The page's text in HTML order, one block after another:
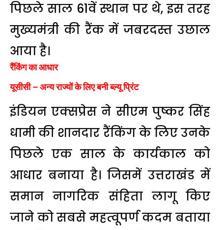
पिछले साल 61वें स्थान पर थे, इस तरह
मुख्यमंत्री की रैंक में जबरदस्त उछाल
आया है।
रैंकिंग का आधार
यूसीसी – अन्य राज्यों के लिए बनी ब्ल्यू प्रिंट
इंडियन एक्सप्रेस ने सीएम पुष्कर सिंह
धामी की शानदार रैंकिंग के लिए उनके
पिछले एक साल के कार्यकाल को
आधार बनाया है। जिसमें उत्तराखंड में
समान नागरिक संहिता लागू किए
जाने को सबसे महत्वूपर्ण कदम बताया